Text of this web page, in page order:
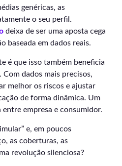
genéricas, as
o seu perfil.
deixa de ser uma aposta cega
baseada em dados reais.
é que isso também beneficia
Com dados mais precisos,
melhor os riscos e ajustar
de forma dinâmica. Um
empresa e consumidor.
e, em poucos
as coberturas, as
revolução silenciosa?